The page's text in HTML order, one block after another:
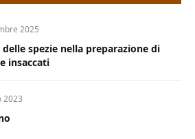
2025
spezie nella preparazione di
insaccati
2023